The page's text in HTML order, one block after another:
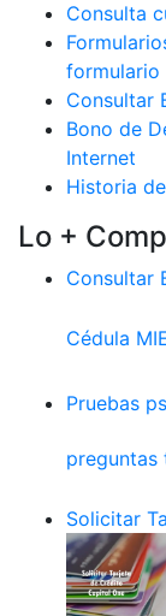
Consulta
formulario
Consultar
Bono de
Internet
Historia
Lo +
Consultar
Cédula
Pruebas
preguntas
Solicitar